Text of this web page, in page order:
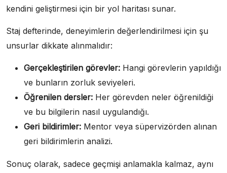
kendini geliştirmesi için bir yol haritası sunar.
Staj defterinde, deneyimlerin değerlendirilmesi için şu
unsurlar dikkate alınmalıdır:
Gerçekleştirilen görevler: Hangi görevlerin yapıldığı
ve bunların zorluk seviyeleri.
Öğrenilen dersler: Her görevden neler öğrenildiği
ve bu bilgilerin nasıl uygulandığı.
Geri bildirimler: Mentor veya süpervizörden alınan
geri bildirimlerin analizi.
Sonuç olarak, sadece geçmişi anlamakla kalmaz, aynı